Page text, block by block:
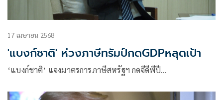
17 เมษายน 2568
'แบงก์ชาติ' ห่วงภาษีทรัมป์กดGDPหลุดเป้า
‘แบงก์ชาติ’ แจงมาตรการภาษีสหรัฐฯ กดจีดีพีปี…